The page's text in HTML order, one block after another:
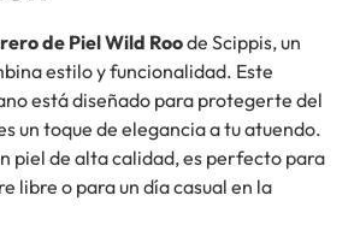
de Piel Wild Roode Scippis, un
estilo y funcionalidad. Este
está diseñado para protegerte del
un toque de elegancia a tu atuendo.
piel de alta calidad, es perfecto para
libre o para un día casual en la